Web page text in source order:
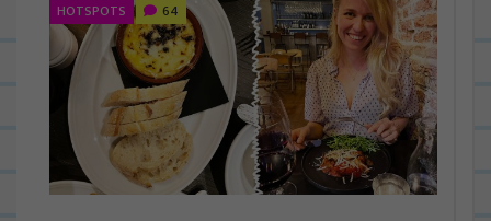
HOTSPOTS 64